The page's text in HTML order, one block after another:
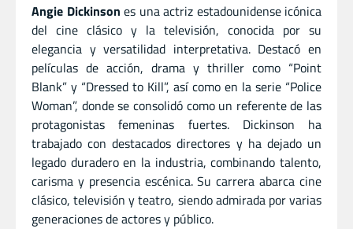
Angie Dickinson es una actriz estadounidense icónica
del cine clásico y la televisión, conocida por su
elegancia y versatilidad interpretativa. Destacó en
películas de acción, drama y thriller como “Point
Blank” y “Dressed to Kill”, así como en la serie “Police
Woman”, donde se consolidó como un referente de las
protagonistas femeninas fuertes. Dickinson ha
trabajado con destacados directores y ha dejado un
legado duradero en la industria, combinando talento,
carisma y presencia escénica. Su carrera abarca cine
clásico, televisión y teatro, siendo admirada por varias
generaciones de actores y público.